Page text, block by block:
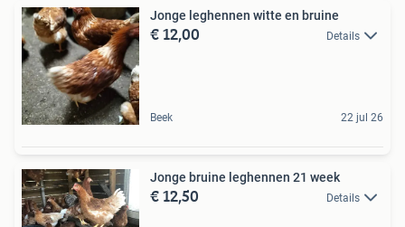
Jonge leghennen witte en bruine
€ 12,00 Details
Beek 22 jul 26
Jonge bruine leghennen 21 week
€ 12,50 Details